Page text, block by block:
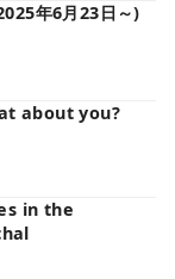
年6月23日～)
about you?
in the